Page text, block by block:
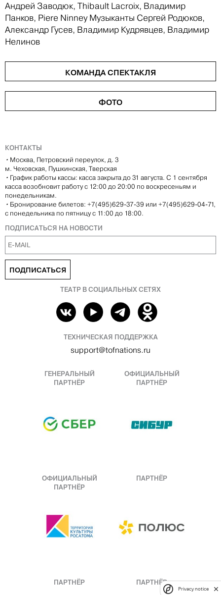
Андрей Заводюк, Thibault Lacroix, Владимир
Панков, Piere Ninney Музыканты Сергей Родюков,
Александр Гусев, Владимир Кудрявцев, Владимир
Нелинов
КОМАНДА СПЕКТАКЛЯ
ФОТО
КОНТАКТЫ
• Москва, Петровский переулок, д. 3
м. Чеховская, Пушкинская, Тверская
• График работы кассы: касса закрыта до 31 августа. С 1 сентября
касса возобновит работу с 12:00 до 20:00 по воскресеньям и
понедельникам.
• Бронирование билетов: +7(495)629-37-39 или +7(495)629-04-71,
с понедельника по пятницу с 11:00 до 18:00.
ПОДПИСАТЬСЯ НА НОВОСТИ
ПОДПИСАТЬСЯ
ТЕАТР В СОЦИАЛЬНЫХ СЕТЯХ
ТЕХНИЧЕСКАЯ ПОДДЕРЖКА
support@tofnations.ru
ГЕНЕРАЛЬНЫЙ
ПАРТНЁР
ОФИЦИАЛЬНЫЙ
ПАРТНЁР
ОФИЦИАЛЬНЫЙ
ПАРТНЁР
ПАРТНЁР
ПАРТНЁР ПАРТНЁР
Privacy notice